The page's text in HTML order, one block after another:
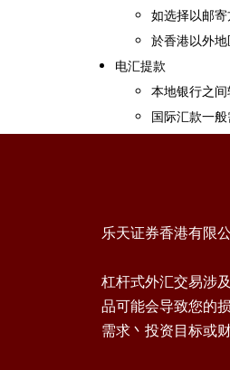
如选择以邮
於香港以外
电汇提款
本地银行之
国际汇款一
乐天证券香港有限
杠杆式外汇交易涉
品可能会导致您的
需求丶投资目标或